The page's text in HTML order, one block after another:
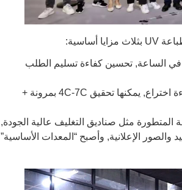
إلى سرعة تصل إلى 16,500 أوراق في الساعة, تحسين كفاءة تسليم الطلب
: مجهزة بعدد من التقنيات الحصرية الحاصلة على براءة اختراع, يمكنها تحقيق 4C-7C بمرونة +
مثل صناديق التغليف عالية الجودة,
والصور الإعلانية, وأصبح “المعدات الأساسية”